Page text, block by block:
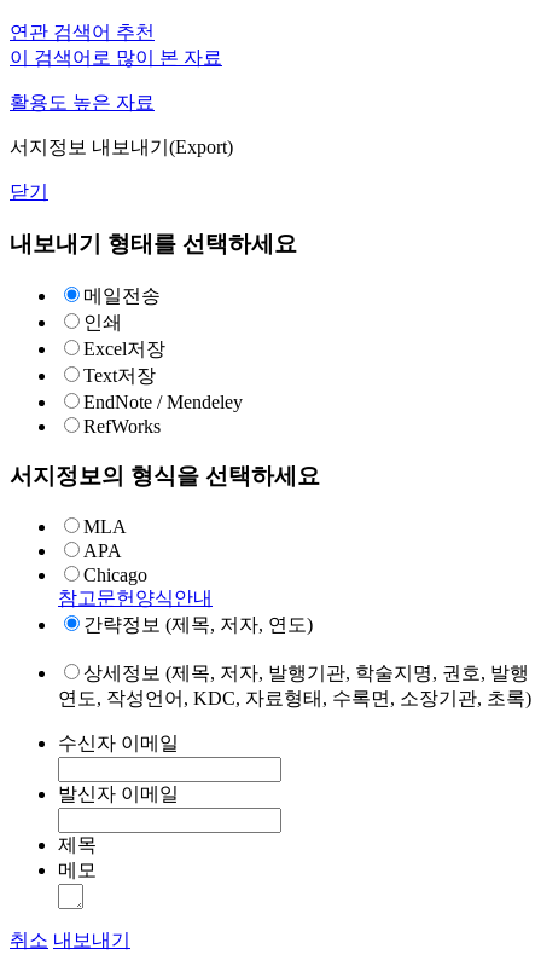
연관 검색어 추천
이 검색어로 많이 본 자료
활용도 높은 자료
서지정보 내보내기(Export)
닫기
내보내기 형태를 선택하세요
메일전송
인쇄
Excel저장
Text저장
EndNote / Mendeley
RefWorks
서지정보의 형식을 선택하세요
MLA
APA
Chicago
참고문헌양식안내
간략정보 (제목, 저자, 연도)
상세정보 (제목, 저자, 발행기관, 학술지명, 권호, 발행
연도, 작성언어, KDC, 자료형태, 수록면, 소장기관, 초록)
수신자 이메일
발신자 이메일
제목
메모
취소 내보내기